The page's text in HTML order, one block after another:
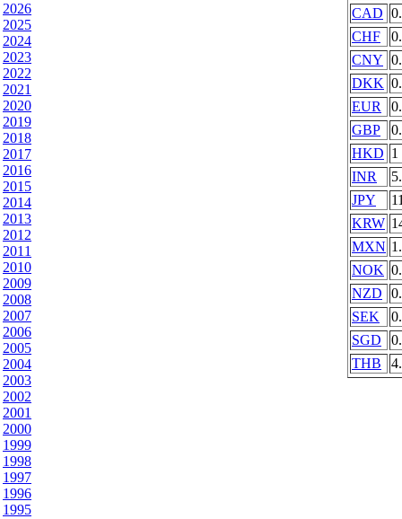
2026
2025
2024
2023
2022
2021
2020
2019
2018
2017
2016
2015
2014
2013
2012
2011
2010
2009
2008
2007
2006
2005
2004
2003
2002
2001
2000
1999
1998
1997
1996
1995
CAD
CHF
CNY
DKK
EUR
GBP
HKD 1
INR
JPY
KRW
MXN
NOK
NZD
SEK
SGD
THB